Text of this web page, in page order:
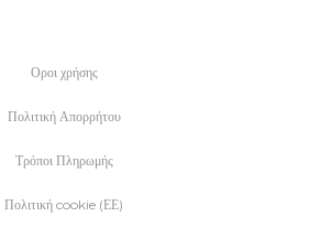
Οροι χρήσης
Πολιτική Απορρήτου
Τρόποι Πληρωμής
Πολιτική cookie (ΕΕ)